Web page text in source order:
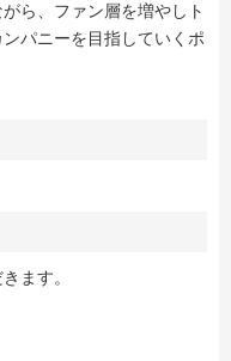
ら、ファン層を増やしト
パニーを目指していくポ
ます。